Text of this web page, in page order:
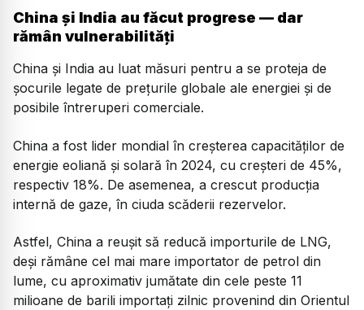
China și India au făcut progrese — dar
rămân vulnerabilități
China și India au luat măsuri pentru a se proteja de
șocurile legate de prețurile globale ale energiei și de
posibile întreruperi comerciale.
China a fost lider mondial în creșterea capacităților de
energie eoliană și solară în 2024, cu creșteri de 45%,
respectiv 18%. De asemenea, a crescut producția
internă de gaze, în ciuda scăderii rezervelor.
Astfel, China a reușit să reducă importurile de LNG,
deși rămâne cel mai mare importator de petrol din
lume, cu aproximativ jumătate din cele peste 11
milioane de barili importați zilnic provenind din Orientul